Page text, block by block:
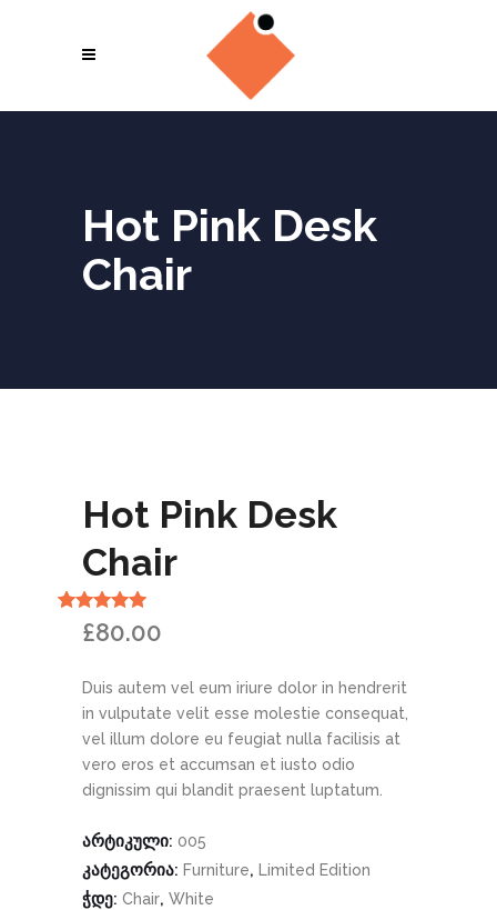
Hot Pink Desk
Chair
Hot Pink Desk
Chair
რეიტინგი
5.00— 5-
მომხმარებლის
გამოკითხვაზე
£80.00
Duis autem vel eum iriure dolor in hendrerit
in vulputate velit esse molestie consequat,
vel illum dolore eu feugiat nulla facilisis at
vero eros et accumsan et iusto odio
dignissim qui blandit praesent luptatum.
არტიკული: 005
კატეგორია: Furniture, Limited Edition
ჭდე: Chair, White